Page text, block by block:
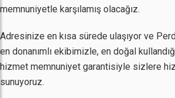
memnuniyetle karşılamış olacağız.
Adresinize en kısa sürede ulaşıyor ve
en donanımlı ekibimizle, en doğal
hizmet memnuniyet garantisiyle sizlere
sunuyoruz.